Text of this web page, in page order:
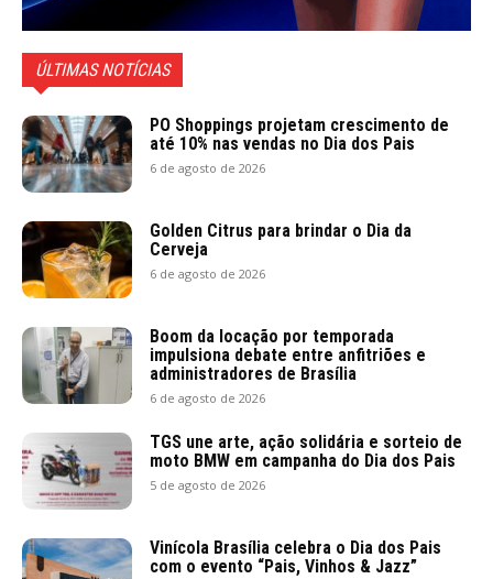
ÚLTIMAS NOTÍCIAS
PO Shoppings projetam crescimento de
até 10% nas vendas no Dia dos Pais
6 de agosto de 2026
Golden Citrus para brindar o Dia da
Cerveja
6 de agosto de 2026
Boom da locação por temporada
impulsiona debate entre anfitriões e
administradores de Brasília
6 de agosto de 2026
TGS une arte, ação solidária e sorteio de
moto BMW em campanha do Dia dos Pais
5 de agosto de 2026
Vinícola Brasília celebra o Dia dos Pais
com o evento “Pais, Vinhos & Jazz”